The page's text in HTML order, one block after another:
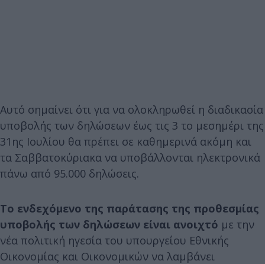
Αυτό σημαίνει ότι για να ολοκληρωθεί η διαδικασία
υποβολής των δηλώσεων έως τις 3 το μεσημέρι της
31ης Ιουλίου θα πρέπει σε καθημερινά ακόμη και
τα Σαββατοκύριακα να υποβάλλονται ηλεκτρονικά
πάνω από 95.000 δηλώσεις.
Το ενδεχόμενο της παράτασης της προθεσμίας
υποβολής των δηλώσεων είναι ανοιχτό με την
νέα πολιτική ηγεσία του υπουργείου Εθνικής
Οικονομίας και Οικονομικών να λαμβάνει